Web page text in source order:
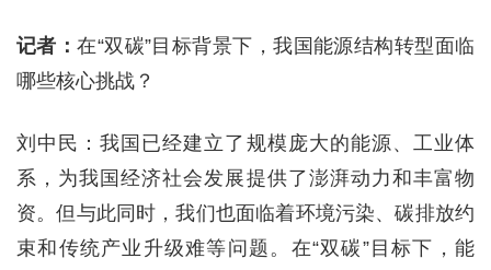
记者：在“双碳”目标背景下，我国能源结构转型面临
哪些核心挑战？
刘中民：我国已经建立了规模庞大的能源、工业体
系，为我国经济社会发展提供了澎湃动力和丰富物
资。但与此同时，我们也面临着环境污染、碳排放约
束和传统产业升级难等问题。在“双碳”目标下，能